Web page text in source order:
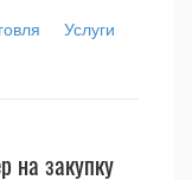
Услуги
на закупку